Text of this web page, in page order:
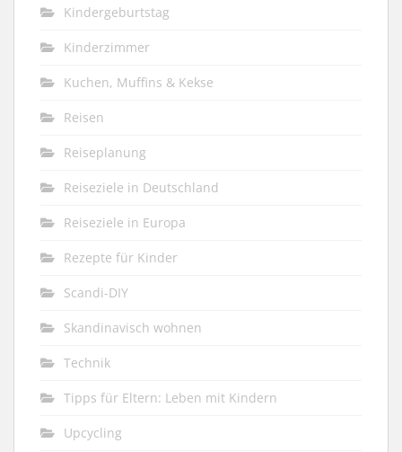
Kindergeburtstag
Kinderzimmer
Kuchen, Muffins & Kekse
Reisen
Reiseplanung
Reiseziele in Deutschland
Reiseziele in Europa
Rezepte für Kinder
Scandi-DIY
Skandinavisch wohnen
Technik
Tipps für Eltern: Leben mit Kindern
Upcycling